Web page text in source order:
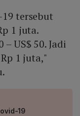
tersebut
1 juta.
US$ 50. Jadi
1 juta,"
19